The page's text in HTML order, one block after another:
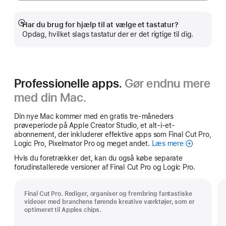
Har du brug for hjælp til at vælge et tastatur?
Opdag, hvilket slags tastatur der er det rigtige til dig.
Vis
mere
Professionelle apps. Gør endnu mere
med din Mac.
Din nye Mac kommer med en gratis tre-måneders
prøveperiode på Apple Creator Studio, et alt-i-et-
abonnement, der inkluderer effektive apps som Final Cut Pro,
Logic Pro, Pixelmator Pro og meget andet.
Læs mereApple
Hvis du foretrækker det, kan du også købe separate
forudinstallerede versioner af Final Cut Pro og Logic Pro.
Final Cut Pro. Rediger, organiser og frembring fantastiske
videoer med branchens førende kreative værktøjer, som er
optimeret til Apples chips.